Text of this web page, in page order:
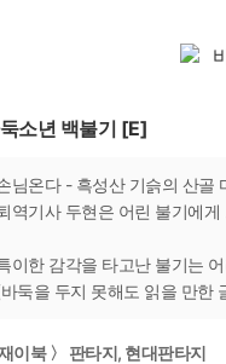
소년 백불기 [E]
님온다 - 흑성산 기슭의 산골
역기사 두현은 어린 불기에
이한 감각을 타고난 불기는
둑을 두지 못해도 읽을 만한
이북 〉 판타지, 현대판타지